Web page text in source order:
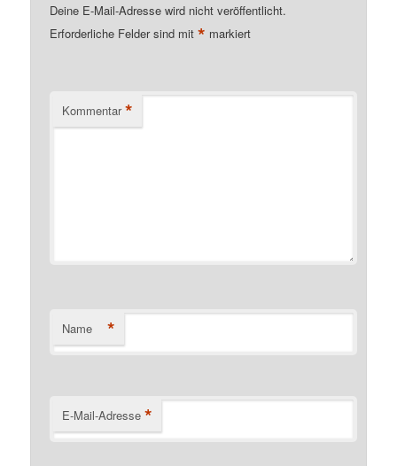
Deine E-Mail-Adresse wird nicht veröffentlicht.
Erforderliche Felder sind mit* markiert
Kommentar *
Name *
E-Mail-Adresse *